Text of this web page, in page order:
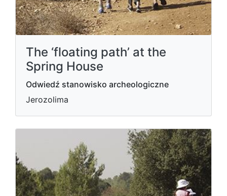
The ‘floating path’ at the
Spring House
Odwiedź stanowisko archeologiczne
Jerozolima